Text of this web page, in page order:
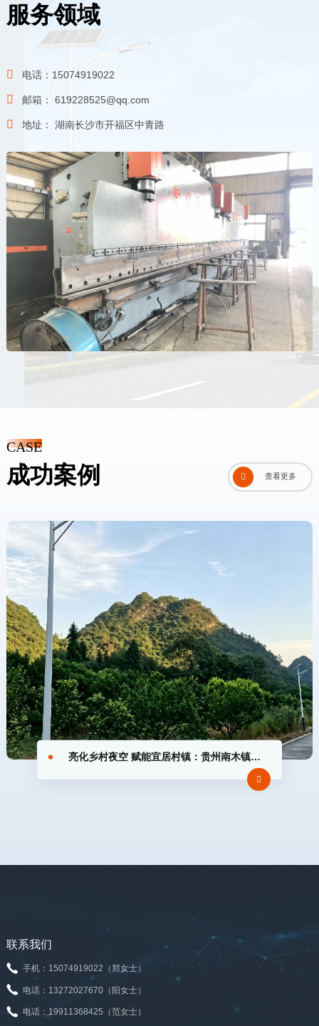
服务领域
 电话：15074919022
 邮箱： 619228525@qq.com
 地址： 湖南长沙市开福区中青路
CASE
成功案例  查看更多
亮化乡村夜空 赋能宜居村镇：贵州南木镇6米太阳能路灯焕新落地

联系我们
手机：15074919022（郑女士）
电话：13272027670（阳女士）
电话：19911368425（范女士）